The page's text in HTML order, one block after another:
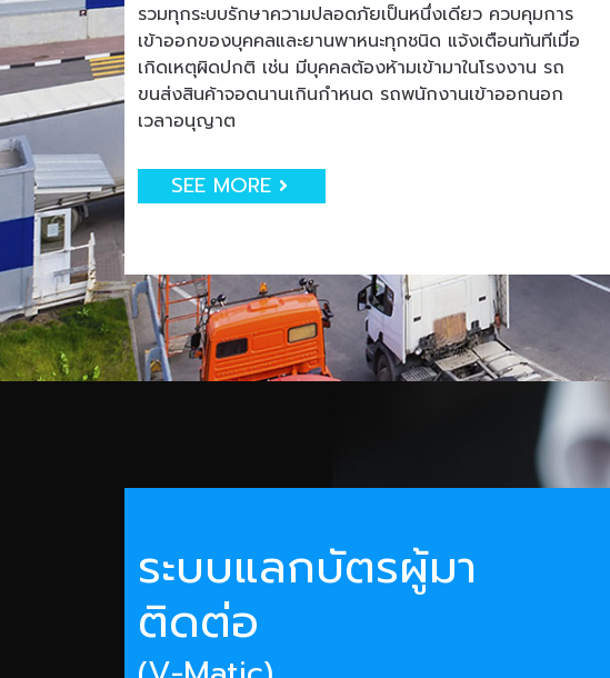
รวมทุกระบบรักษาความปลอดภัยเป็นหนึ่งเดียว ควบคุมการ
เข้าออกของบุคคลและยานพาหนะทุกชนิด แจ้งเตือนทันทีเมื่อ
เกิดเหตุผิดปกติ เช่น มีบุคคลต้องห้ามเข้ามาในโรงงาน รถ
ขนส่งสินค้าจอดนานเกินกำหนด รถพนักงานเข้าออกนอก
เวลาอนุญาต
SEE MORE
ระบบแลกบัตรผู้มา
ติดต่อ